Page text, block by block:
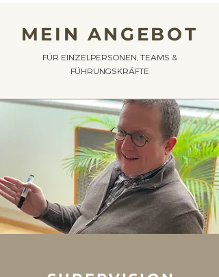
MEIN ANGEBOT
FÜR EINZELPERSONEN, TEAMS &
FÜHRUNGSKRÄFTE